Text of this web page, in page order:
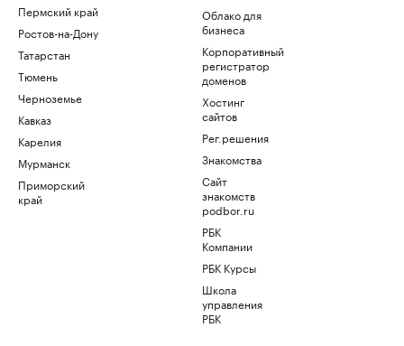
Пермский край
Ростов-на-Дону
Татарстан
Тюмень
Черноземье
Кавказ
Карелия
Мурманск
Приморский
край
Облако для
бизнеса
Корпоративный
регистратор
доменов
Хостинг
сайтов
Рег.решения
Знакомства
Сайт
знакомств
podbor.ru
РБК
Компании
РБК Курсы
Школа
управления
РБК